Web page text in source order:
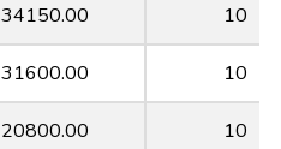
34150.00 10
31600.00 10
20800.00 10